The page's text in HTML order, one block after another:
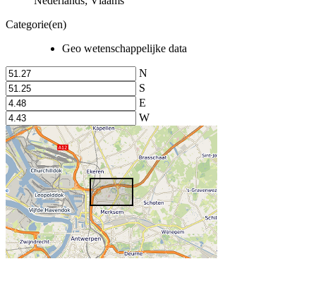
Categorie(en)
Geo wetenschappelijke data
N
S
E
W